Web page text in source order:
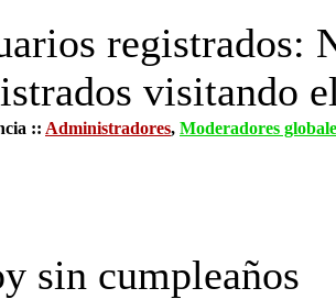
registrados:
visitando
:: Administradores, Moderadores
sin cumpleaños